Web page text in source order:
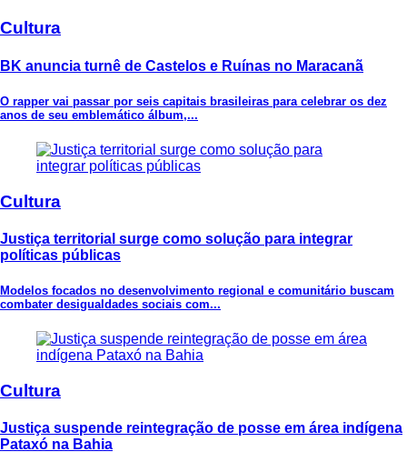
Cultura
BK anuncia turnê de Castelos e Ruínas no Maracanã
O rapper vai passar por seis capitais brasileiras para celebrar os dez
anos de seu emblemático álbum,...
Cultura
Justiça territorial surge como solução para integrar
políticas públicas
Modelos focados no desenvolvimento regional e comunitário buscam
combater desigualdades sociais com...
Cultura
Justiça suspende reintegração de posse em área indígena
Pataxó na Bahia